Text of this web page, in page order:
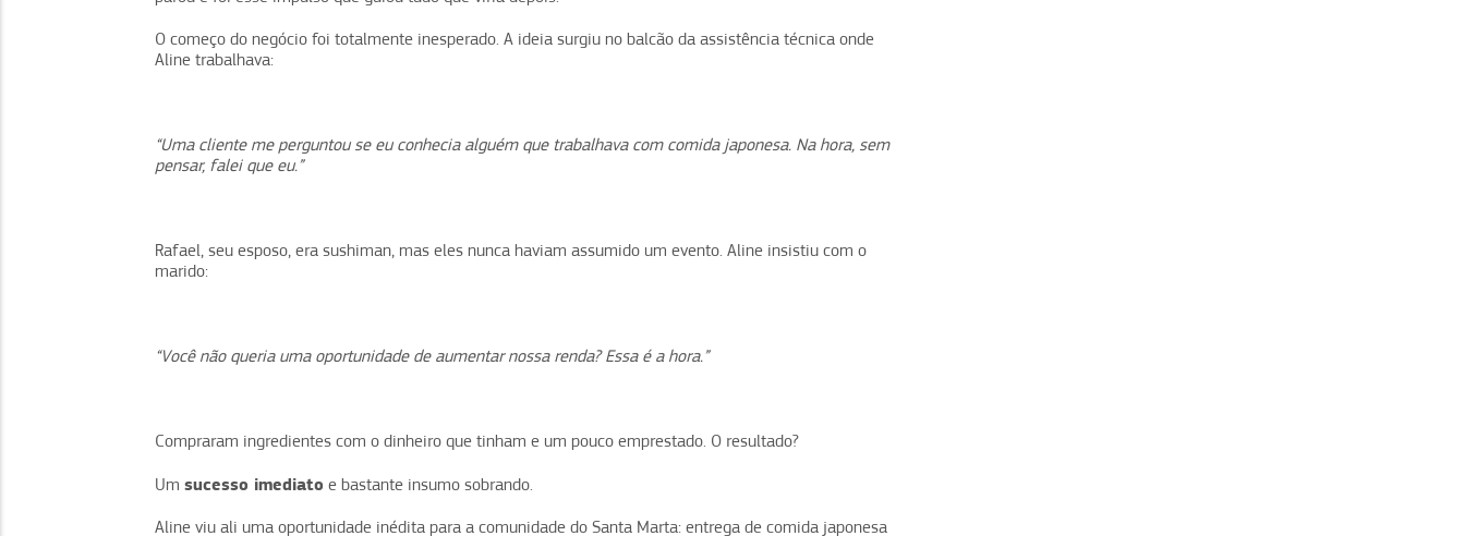
O começo do negócio foi totalmente inesperado. A ideia surgiu no balcão da assistência técnica onde
Aline trabalhava:
“Uma cliente me perguntou se eu conhecia alguém que trabalhava com comida japonesa. Na hora, sem
pensar, falei que eu.”
Rafael, seu esposo, era sushiman, mas eles nunca haviam assumido um evento. Aline insistiu com o
marido:
“Você não queria uma oportunidade de aumentar nossa renda? Essa é a hora.”
Compraram ingredientes com o dinheiro que tinham e um pouco emprestado. O resultado?
Um sucesso imediato e bastante insumo sobrando.
Aline viu ali uma oportunidade inédita para a comunidade do Santa Marta: entrega de comida japonesa